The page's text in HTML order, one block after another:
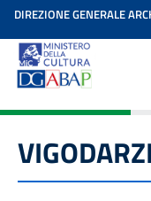
contenuto
DIREZIONE GENERALE